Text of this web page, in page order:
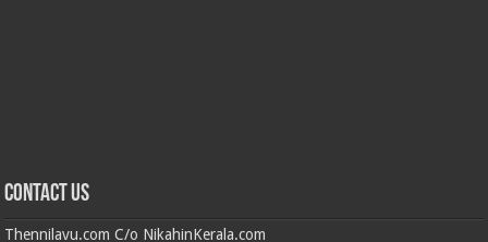
Contact us
Thennilavu.com C/o NikahinKerala.com